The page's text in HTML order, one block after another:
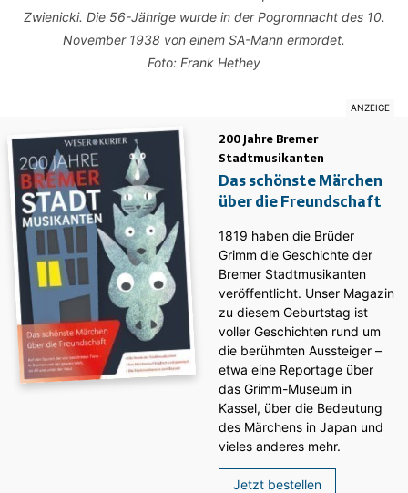
Zwienicki. Die 56-Jährige wurde in der Pogromnacht des 10.
November 1938 von einem SA-Mann ermordet.
Foto: Frank Hethey
200 Jahre Bremer
Stadtmusikanten
Das schönste Märchen
über die Freundschaft
1819 haben die Brüder
Grimm die Geschichte der
Bremer Stadtmusikanten
veröffentlicht. Unser Magazin
zu diesem Geburtstag ist
voller Geschichten rund um
die berühmten Aussteiger –
etwa eine Reportage über
das Grimm-Museum in
Kassel, über die Bedeutung
des Märchens in Japan und
vieles anderes mehr.
Jetzt bestellen